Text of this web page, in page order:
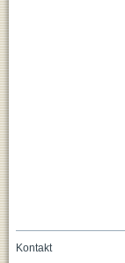
Kontakt